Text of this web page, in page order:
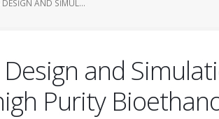
DESIGN AND SIMUL...
and
Purity